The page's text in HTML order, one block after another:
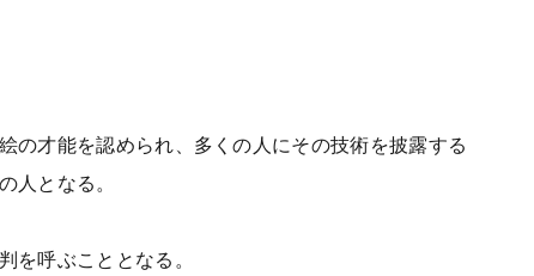
の才能を認められ、多くの人にその技術を披露する
人となる。
を呼ぶこととなる。